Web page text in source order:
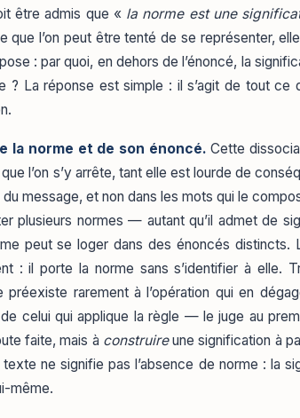
être admis que « la norme est une
que l’on peut être tenté de se représenter,
: par quoi, en dehors de l’énoncé, la
? La réponse est simple : il s’agit de tout ce
la norme et de son énoncé. Cette
l’on s’y arrête, tant elle est lourde de
message, et non dans les mots qui le
plusieurs normes — autant qu’il admet de
peut se loger dans des énoncés distincts.
: il porte la norme sans s’identifier à elle.
préexiste rarement à l’opération qui en
de celui qui applique la règle — le juge au
faite, mais à construireune signification à
texte ne signifie pas l’absence de norme : la
même.